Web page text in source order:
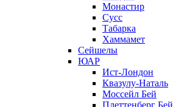
Монастир
Сусс
Табарка
Хаммамет
Сейшелы
ЮАР
Ист-Лондон
Квазулу-Наталь
Моссейл Бей
Плеттенберг Бей